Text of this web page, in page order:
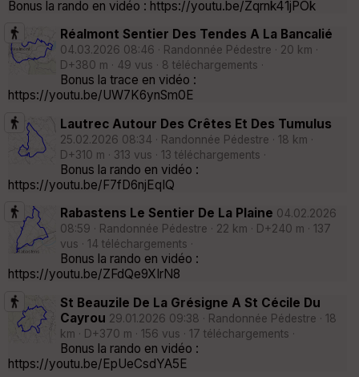
Bonus la rando en vidéo : https://youtu.be/Zqrnk41jPOk
Réalmont Sentier Des Tendes A La Bancalié
04.03.2026 08:46 · Randonnée Pédestre · 20 km ·
D+380 m · 49 vus · 8 téléchargements ·
Bonus la trace en vidéo :
https://youtu.be/UW7K6ynSm0E
Lautrec Autour Des Crêtes Et Des Tumulus
25.02.2026 08:34 · Randonnée Pédestre · 18 km ·
D+310 m · 313 vus · 13 téléchargements ·
Bonus la rando en vidéo :
https://youtu.be/F7fD6njEqIQ
Rabastens Le Sentier De La Plaine 04.02.2026
08:59 · Randonnée Pédestre · 22 km · D+240 m · 137
vus · 14 téléchargements ·
Bonus la rando en vidéo :
https://youtu.be/ZFdQe9XIrN8
St Beauzile De La Grésigne A St Cécile Du
Cayrou 29.01.2026 09:38 · Randonnée Pédestre · 18
km · D+370 m · 156 vus · 17 téléchargements ·
Bonus la rando en vidéo :
https://youtu.be/EpUeCsdYA5E